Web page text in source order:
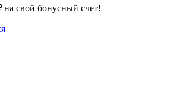
на свой бонусный счет!